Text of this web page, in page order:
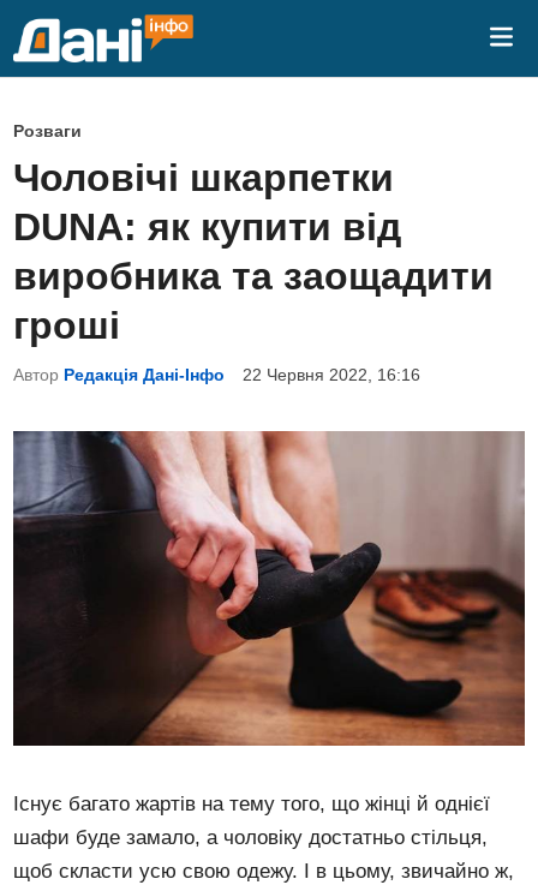
P
o
e
d
n
Розваги
Чоловічі шкарпетки
DUNA: як купити від
виробника та заощадити
гроші
Автор Редакція Дані-Інфо 22 Червня 2022, 16:16
Існує багато жартів на тему того, що жінці й однієї
шафи буде замало, а чоловіку достатньо стільця,
щоб скласти усю свою одежу. І в цьому, звичайно ж,